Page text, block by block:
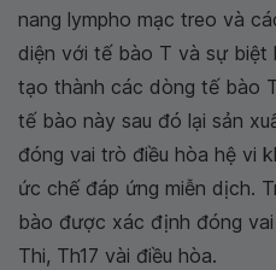
nang lympho mạc treo và
diện với tế bào T và sự
tạo thành các dòng tế bào
tế bào này sau đó lại sản
đóng vai trò điều hòa hệ vi
ức chế đáp ứng miễn dịch.
bào được xác định đóng
Thi, Th17 vài điều hòa.